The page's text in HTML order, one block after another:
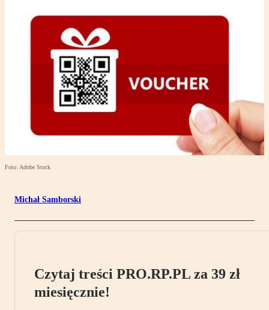
Foto: Adobe Stock
Michał Samborski
Czytaj treści PRO.RP.PL za 39 zł
miesięcznie!